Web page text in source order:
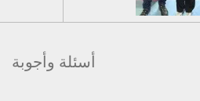
أسئلة وأجوبة